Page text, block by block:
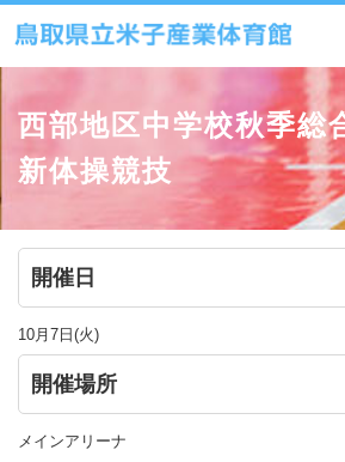
西部地区中学校秋季
新体操競技
開催日
10月7日(火)
開催場所
メインアリーナ